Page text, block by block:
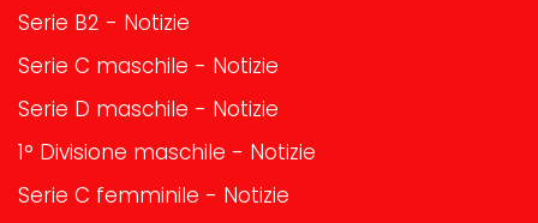
Serie B2 - Notizie
Serie C maschile - Notizie
Serie D maschile - Notizie
1° Divisione maschile - Notizie
Serie C femminile - Notizie